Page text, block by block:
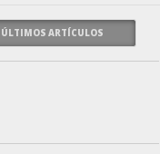
ÚLTIMOS ARTÍCULOS